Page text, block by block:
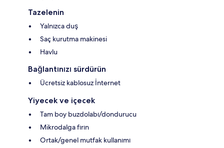
Tazelenin
Yalnızca duş
Saç kurutma makinesi
Havlu
Bağlantınızı sürdürün
Ücretsiz kablosuz İnternet
Yiyecek ve içecek
Tam boy buzdolabı/dondurucu
Mikrodalga fırın
Ortak/genel mutfak kullanımı